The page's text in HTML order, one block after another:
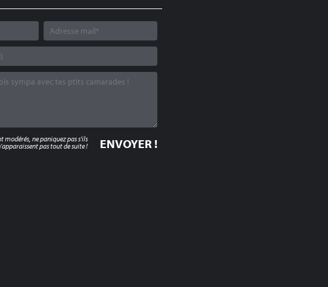
modérés, ne paniquez pas s'ils
pas tout de suite !